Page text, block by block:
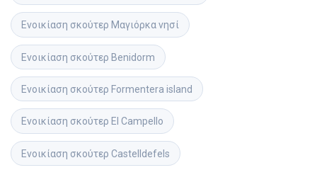
Ενοικίαση σκούτερ Μαγιόρκα νησί
Ενοικίαση σκούτερ Benidorm
Ενοικίαση σκούτερ Formentera island
Ενοικίαση σκούτερ El Campello
Ενοικίαση σκούτερ Castelldefels